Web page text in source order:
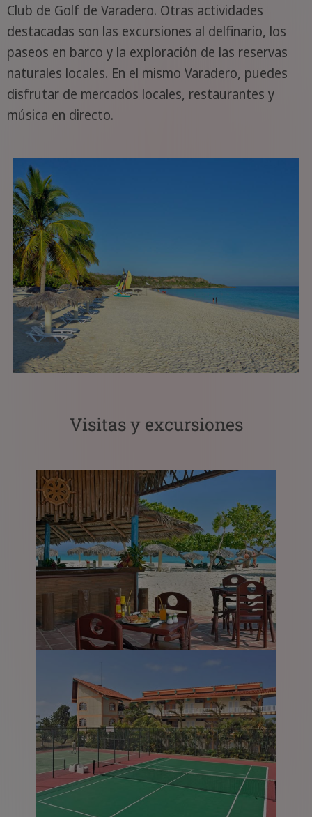
Club de Golf de Varadero. Otras actividades
destacadas son las excursiones al delfinario, los
paseos en barco y la exploración de las reservas
naturales locales. En el mismo Varadero, puedes
disfrutar de mercados locales, restaurantes y
música en directo.
Visitas y excursiones